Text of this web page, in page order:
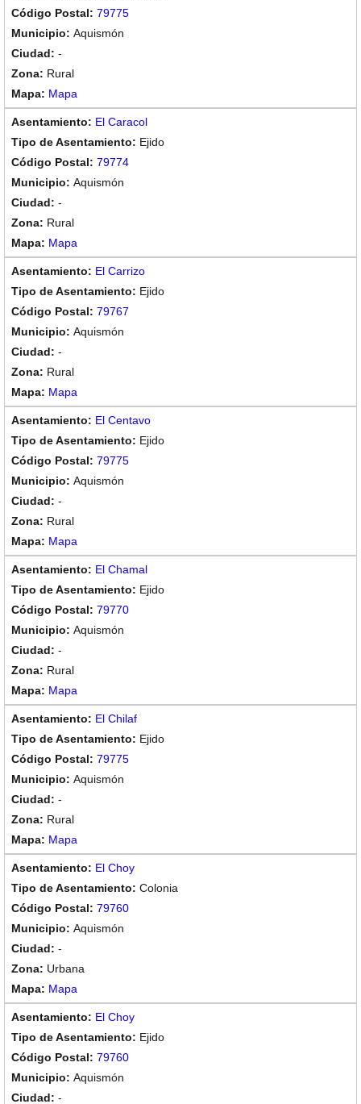
79775
Aquismón
-
Rural
Mapa
El Caracol
Ejido
79774
Aquismón
-
Rural
Mapa
El Carrizo
Ejido
79767
Aquismón
-
Rural
Mapa
El Centavo
Ejido
79775
Aquismón
-
Rural
Mapa
El Chamal
Ejido
79770
Aquismón
-
Rural
Mapa
El Chilaf
Ejido
79775
Aquismón
-
Rural
Mapa
El Choy
Colonia
79760
Aquismón
-
Urbana
Mapa
El Choy
Ejido
79760
Aquismón
-